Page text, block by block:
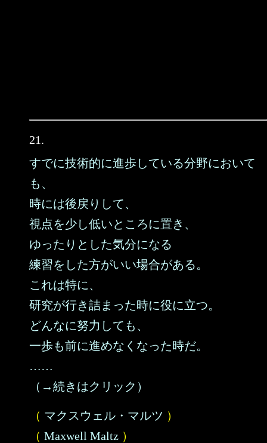
21.
すでに技術的に進歩している分野において
も、
時には後戻りして、
視点を少し低いところに置き、
ゆったりとした気分になる
練習をした方がいい場合がある。
これは特に、
研究が行き詰まった時に役に立つ。
どんなに努力しても、
一歩も前に進めなくなった時だ。
……
（→続きはクリック）
（ マクスウェル・マルツ ）
（ Maxwell Maltz ）